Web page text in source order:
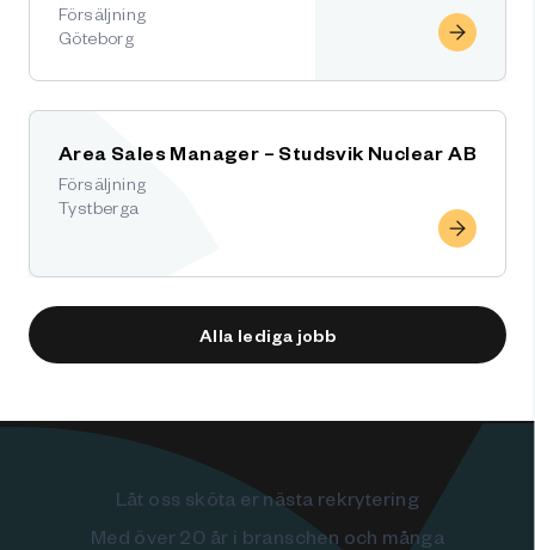
Försäljning
Göteborg
Area Sales Manager – Studsvik Nuclear AB
Försäljning
Tystberga
Alla lediga jobb
Låt oss sköta er nästa rekrytering
Med över 20 år i branschen och många